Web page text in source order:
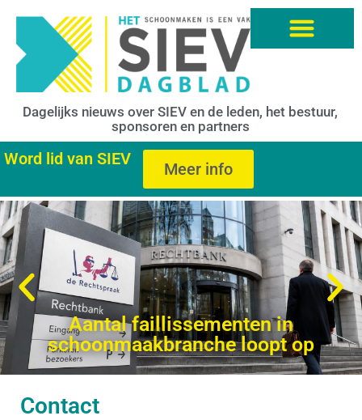
Dagelijks nieuws over SIEV en de leden, het bestuur,
sponsoren en partners
Word lid van SIEV
Meer info
Aantal faillissementen in
schoonmaakbranche loopt op
Contact